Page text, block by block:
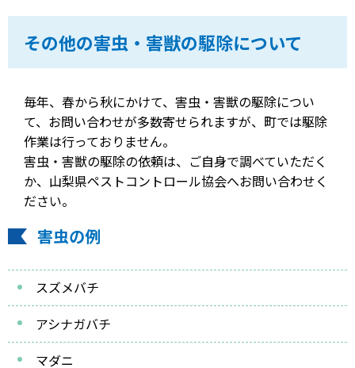
その他の害虫・害獣の駆除について
毎年、春から秋にかけて、害虫・害獣の駆除につい
て、お問い合わせが多数寄せられますが、町では駆除
作業は行っておりません。
害虫・害獣の駆除の依頼は、ご自身で調べていただく
か、山梨県ペストコントロール協会へお問い合わせく
ださい。
害虫の例
スズメバチ
アシナガバチ
マダニ